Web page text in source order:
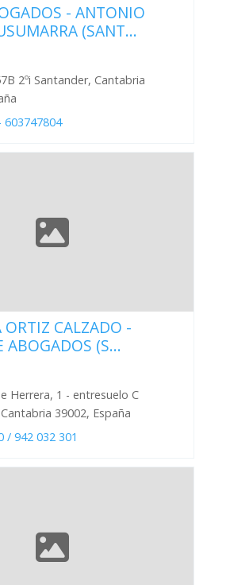
- ANTONIO
(SANT...
2ºi Santander, Cantabria
603747804
ORTIZ CALZADO -
ABOGADOS (S...
Herrera, 1 - entresuelo C
39002, España
/ 942 032 301